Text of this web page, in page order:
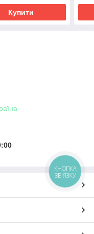
Купити
КНОПКА
ЗВ'ЯЗКУ